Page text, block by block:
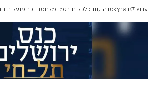
ערוץ 7 בארץ מנהיגות כלכלית בזמן מלחמה: כך פועלות החברות